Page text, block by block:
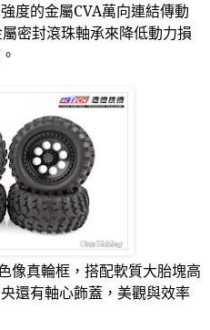
度的金屬CVA萬向連結傳動
密封滾珠軸承來降低動力損
像真輪框，搭配軟質大胎塊高
還有軸心飾蓋，美觀與效率